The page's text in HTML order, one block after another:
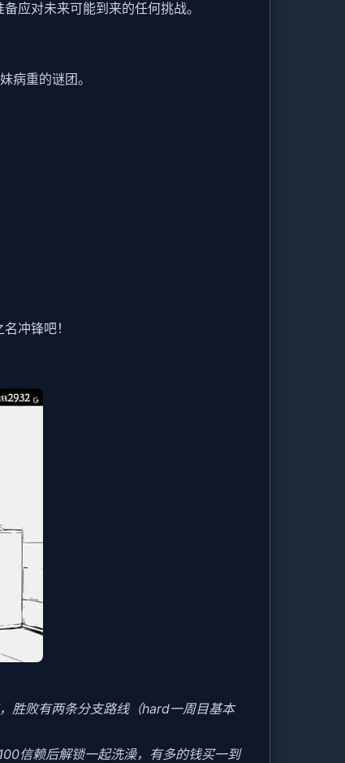
应对未来可能到来的任何挑战。
病重的谜团。
冲锋吧！
胜败有两条分支路线（hard一周目基本
信赖后解锁一起洗澡，有多的钱买一到